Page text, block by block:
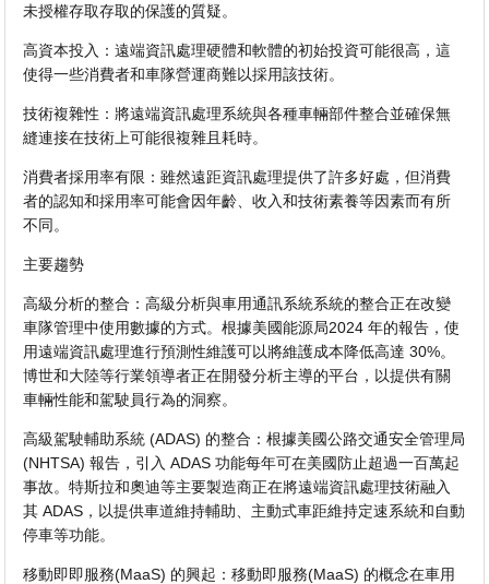
未授權存取存取的保護的質疑。
高資本投入：遠端資訊處理硬體和軟體的初始投資可能很高，這
使得一些消費者和車隊營運商難以採用該技術。
技術複雜性：將遠端資訊處理系統與各種車輛部件整合並確保無
縫連接在技術上可能很複雜且耗時。
消費者採用率有限：雖然遠距資訊處理提供了許多好處，但消費
者的認知和採用率可能會因年齡、收入和技術素養等因素而有所
不同。
主要趨勢
高級分析的整合：高級分析與車用通訊系統系統的整合正在改變
車隊管理中使用數據的方式。根據美國能源局2024 年的報告，使
用遠端資訊處理進行預測性維護可以將維護成本降低高達 30%。
博世和大陸等行業領導者正在開發分析主導的平台，以提供有關
車輛性能和駕駛員行為的洞察。
高級駕駛輔助系統 (ADAS) 的整合：根據美國公路交通安全管理局
(NHTSA) 報告，引入 ADAS 功能每年可在美國防止超過一百萬起
事故。特斯拉和奧迪等主要製造商正在將遠端資訊處理技術融入
其 ADAS，以提供車道維持輔助、主動式車距維持定速系統和自動
停車等功能。
移動即即服務(MaaS) 的興起：移動即服務(MaaS) 的概念在車用